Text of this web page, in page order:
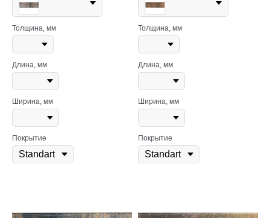
Толщина, мм
Длина, мм
Ширина, мм
Покрытие
Толщина, мм
Длина, мм
Ширина, мм
Покрытие